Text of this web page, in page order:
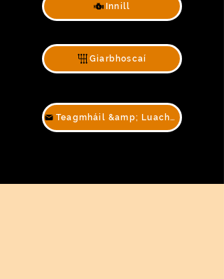
Innill
Giarbhoscaí
Teagmháil &amp; Luachan